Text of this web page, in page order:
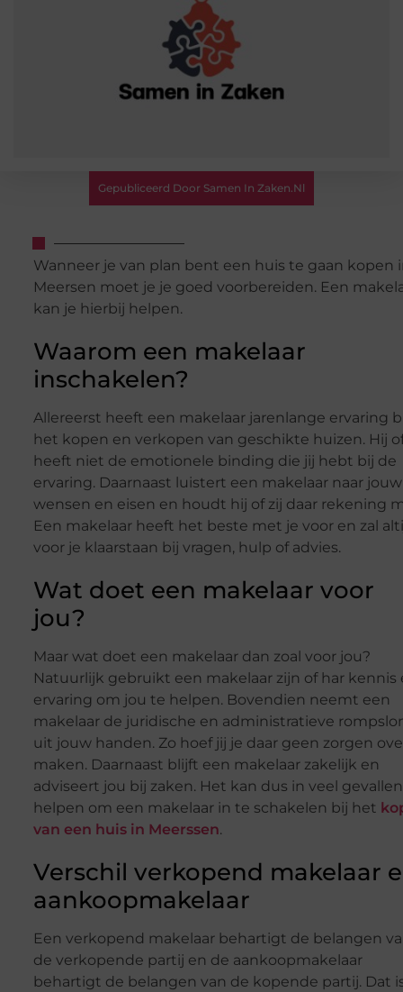
Gepubliceerd Door Samen In Zaken.nl
Wanneer je van plan bent een huis te gaan kopen
Meersen moet je je goed voorbereiden. Een
kan je hierbij helpen.
Waarom een makelaar
inschakelen?
Allereerst heeft een makelaar jarenlange ervaring
het kopen en verkopen van geschikte huizen. Hij
heeft niet de emotionele binding die jij hebt bij de
ervaring. Daarnaast luistert een makelaar naar jouw
wensen en eisen en houdt hij of zij daar rekening
Een makelaar heeft het beste met je voor en zal
voor je klaarstaan bij vragen, hulp of advies.
Wat doet een makelaar voor
jou?
Maar wat doet een makelaar dan zoal voor jou?
Natuurlijk gebruikt een makelaar zijn of har kennis
ervaring om jou te helpen. Bovendien neemt een
makelaar de juridische en administratieve
uit jouw handen. Zo hoef jij je daar geen zorgen
maken. Daarnaast blijft een makelaar zakelijk en
adviseert jou bij zaken. Het kan dus in veel gevallen
helpen om een makelaar in te schakelen bij het
van een huis in Meerssen.
Verschil verkopend makelaar
aankoopmakelaar
Een verkopend makelaar behartigt de belangen
de verkopende partij en de aankoopmakelaar
behartigt de belangen van de kopende partij. Dat